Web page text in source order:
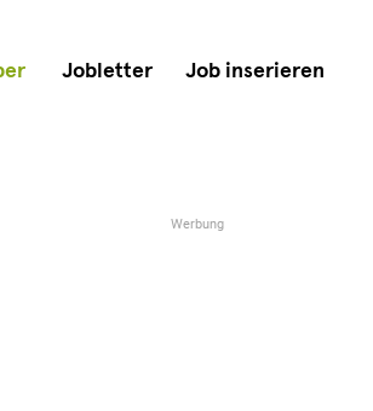
Jobletter Job inserieren